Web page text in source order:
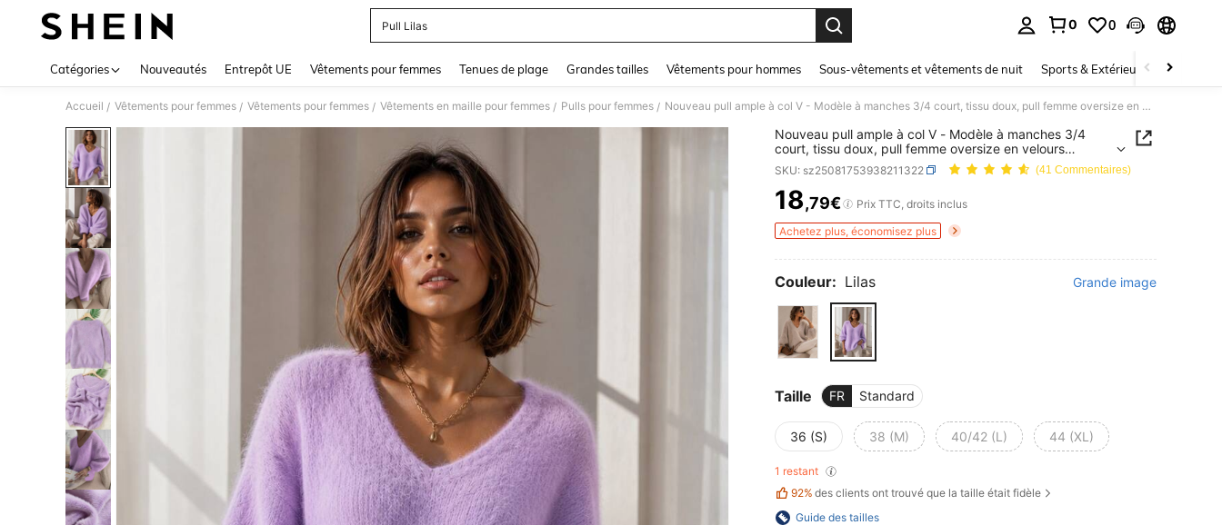
Pull Lilas
0 0
Catégories Nouveautés Entrepôt UE Vêtements pour femmes Tenues de plage Grandes tailles Vêtements pour hommes Sous-vêtements et vêtements de nuit Sports & Extérieur Enfants
Accueil / Vêtements pour femmes / Vêtements pour femmes / Vêtements en maille pour femmes / Pulls pour femmes / Nouveau pull ample à col V - Modèle à manches 3/4 court, tissu doux, pull femme oversize en velours polyester unicolore col V pour la maison et le port quotidien, indispensable pour l'automne/hiver - Nouvel An
Nouveau pull ample à col V - Modèle à manches 3/4
court, tissu doux, pull femme oversize en velours
polyester unicolore col V pour la maison et le port
quotidien, indispensable pour l'automne/hiver - Nouvel
An
SKU: sz25081753938211322 (41 Commentaires)
PRICE AND AVAILABILITY
18,79€
Prix TTC, droits inclus
Achetez plus, économisez plus
Couleur: Lilas Grande image
Taille FR Standard
36 (S) 38 (M) 40/42 (L) 44 (XL)
1 restant
92% des clients ont trouvé que la taille était fidèle
Guide des tailles